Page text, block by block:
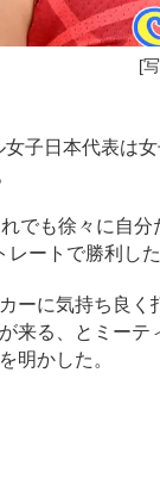
[
子日本代表は
でも徐々に自分
レートで勝利し
ーに気持ち良く
来る、とミーテ
明かした。